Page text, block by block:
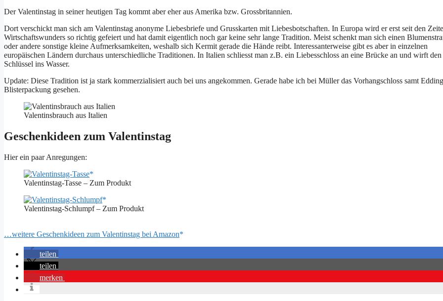
Der Valentinstag in seiner heutigen Tag kommt aber eher aus Amerika bzw. Grossbritannien.
Dort verschickt man sich am Valentinstag anonyme Liebesbriefe und Grusskarten mit Liebesbotschaften. In Europa wird er erst seit den
Wirtschaftswunders so richtig gefeiert und hat damit eigentlich noch gar keine sehr lange Tradition. Meist schenkt man sich einen
oder andere sonstige kleine Aufmerksamkeiten, weshalb sich Kermit gerade die Hände reibt. Interessanterweise gibt es aber in einzelnen
europäischen Ländern durchaus unterschiedliche Traditionen. In Italien schliesst man z.B. ein Liebesschloss an eine Brücke an und wirft den
Schlüssel ins Wasser.
Update: Diese Tradition ist ja stark kommerzialisiert auch bei uns angekommen. Gerade habe ich bei Müller das Vorhangschloss samt
Blisterpackung gesehen.
Valentinsbrauch aus Italien
Geschenkideen zum Valentinstag
Hier ein paar Anregungen:
Valentinstag-Tasse – Zum Produkt
Valentinstag-Schlumpf – Zum Produkt
…weitere Geschenkideen zum Valentinstag bei Amazon
teilen
teilen
merken